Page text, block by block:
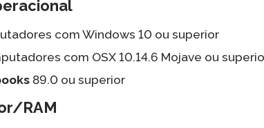
com Windows 10 ou superior
com OSX 10.14.6 Mojave ou
89.0 ou superior
RAM